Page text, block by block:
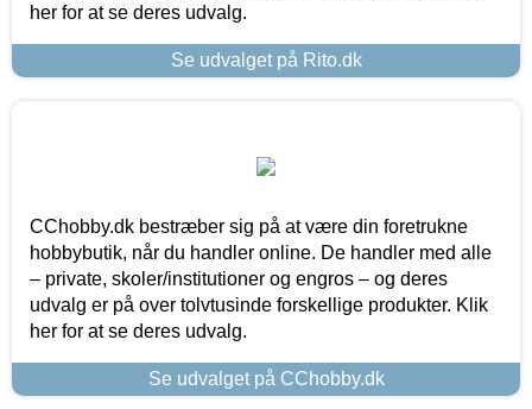
her for at se deres udvalg.
Se udvalget på Rito.dk
CChobby.dk bestræber sig på at være din foretrukne
hobbybutik, når du handler online. De handler med alle
– private, skoler/institutioner og engros – og deres
udvalg er på over tolvtusinde forskellige produkter. Klik
her for at se deres udvalg.
Se udvalget på CChobby.dk